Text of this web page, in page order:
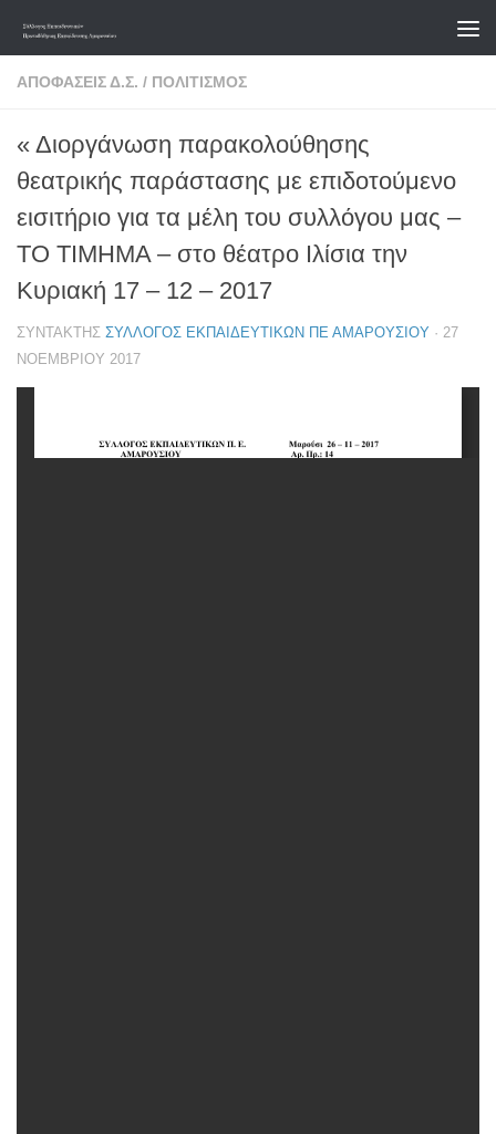
Skip to content
ΑΠΟΦΆΣΕΙΣ Δ.Σ. / ΠΟΛΙΤΙΣΜΌΣ
« Διοργάνωση παρακολούθησης
θεατρικής παράστασης με επιδοτούμενο
εισιτήριο για τα μέλη του συλλόγου μας –
ΤΟ ΤΙΜΗΜΑ – στο θέατρο Ιλίσια την
Κυριακή 17 – 12 – 2017
ΣΥΝΤΆΚΤΗΣ ΣΎΛΛΟΓΟΣ ΕΚΠΑΙΔΕΥΤΙΚΏΝ ΠΕ ΑΜΑΡΟΥΣΊΟΥ · 27
ΝΟΕΜΒΡΊΟΥ 2017